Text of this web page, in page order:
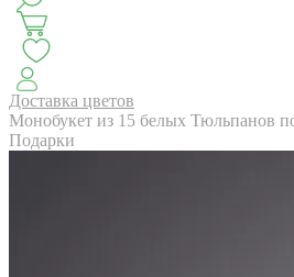
Доставка цветов
Монобукет из 15 белых Тюльпанов
Подарки